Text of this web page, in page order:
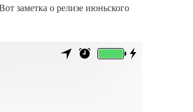
заметка о релизе июньского